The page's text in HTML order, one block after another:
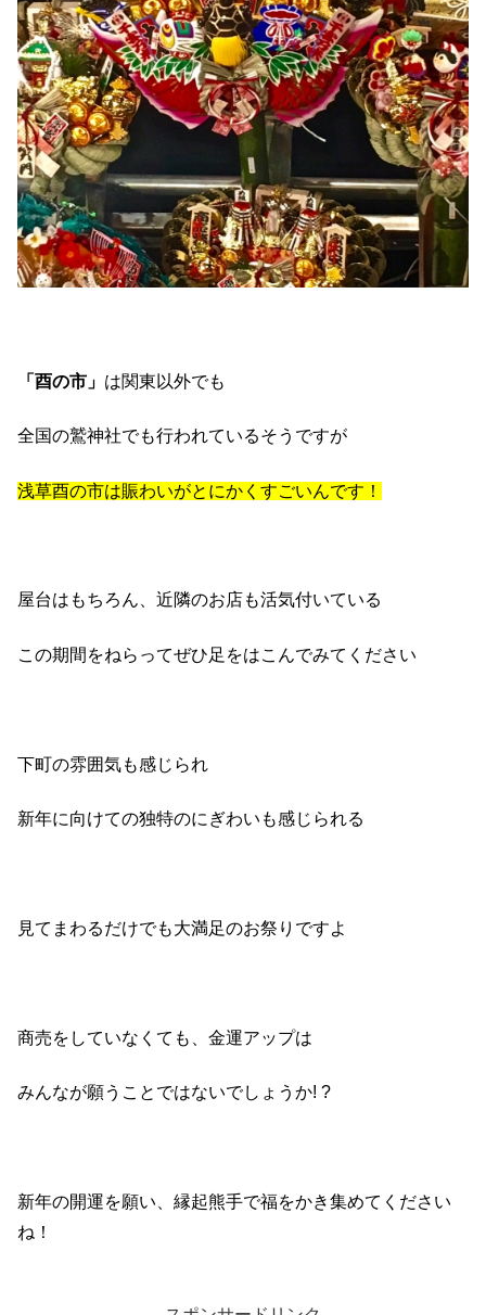
「酉の市」 は関東以外でも
全国の鷲神社でも行われているそうですが
浅草酉の市は賑わいがとにかくすごいんです！
屋台はもちろん、近隣のお店も活気付いている
この期間をねらってぜひ足をはこんでみてください
下町の雰囲気も感じられ
新年に向けての独特のにぎわいも感じられる
見てまわるだけでも大満足のお祭りですよ
商売をしていなくても、金運アップは
みんなが願うことではないでしょうか! ?
新年の開運を願い、縁起熊手で福をかき集めてください
ね！